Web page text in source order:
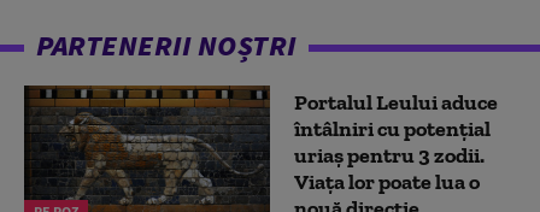
PARTENERII NOȘTRI
Portalul Leului aduce
întâlniri cu potențial
uriaș pentru 3 zodii.
Viața lor poate lua o